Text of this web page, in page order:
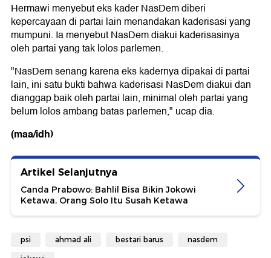
Hermawi menyebut eks kader NasDem diberi
kepercayaan di partai lain menandakan kaderisasi yang
mumpuni. Ia menyebut NasDem diakui kaderisasinya
oleh partai yang tak lolos parlemen.
"NasDem senang karena eks kadernya dipakai di partai
lain, ini satu bukti bahwa kaderisasi NasDem diakui dan
dianggap baik oleh partai lain, minimal oleh partai yang
belum lolos ambang batas parlemen," ucap dia.
(maa/idh)
Artikel Selanjutnya
Canda Prabowo: Bahlil Bisa Bikin Jokowi
Ketawa, Orang Solo Itu Susah Ketawa
psi ahmad ali bestari barus nasdem